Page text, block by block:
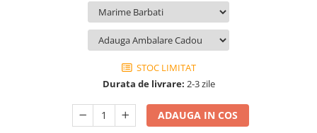
STOC LIMITAT
Durata de livrare: 2-3 zile
ADAUGA IN COS